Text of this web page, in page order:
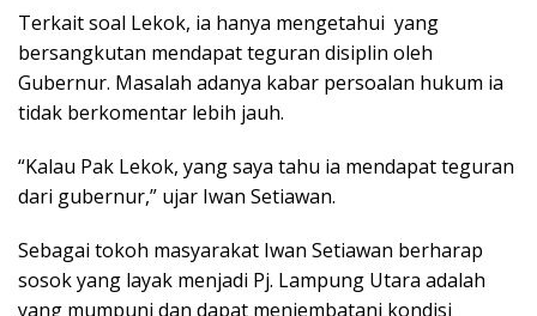
Terkait soal Lekok, ia hanya mengetahui yang
bersangkutan mendapat teguran disiplin oleh
Gubernur. Masalah adanya kabar persoalan hukum ia
tidak berkomentar lebih jauh.
“Kalau Pak Lekok, yang saya tahu ia mendapat teguran
dari gubernur,” ujar Iwan Setiawan.
Sebagai tokoh masyarakat Iwan Setiawan berharap
sosok yang layak menjadi Pj. Lampung Utara adalah
yang mumpuni dan dapat menjembatani kondisi